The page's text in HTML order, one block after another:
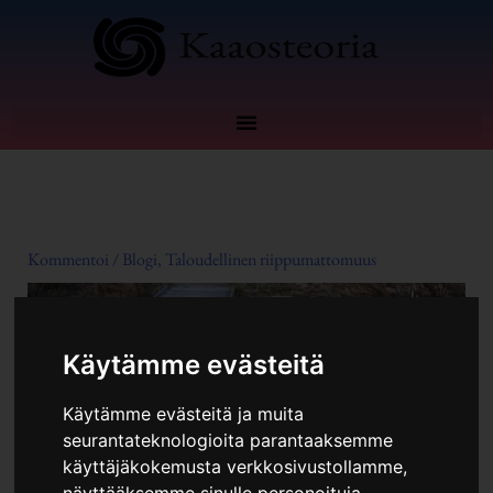
Käytämme evästeitä
Käytämme evästeitä ja muita
seurantateknologioita parantaaksemme
käyttäjäkokemusta verkkosivustollamme,
Kommentoi / Blogi, Taloudellinen riippumattomuus